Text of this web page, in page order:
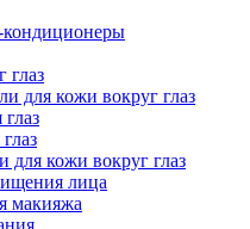
глаз
для кожи вокруг глаз
для кожи вокруг глаз
лица
макияжа